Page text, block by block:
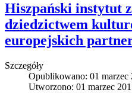
Hiszpański instytut
dziedzictwem
europejskich
Szczegóły
Opublikowano: 01 marzec
Utworzono: 01 marzec